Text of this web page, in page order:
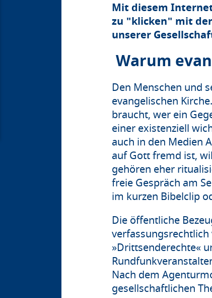
Mit diesem
zu "klicken" mit
unserer
Warum
Den Menschen und
evangelischen
braucht, wer ein
einer existenziell
auch in den Medien
auf Gott fremd ist,
gehören eher
freie Gespräch am
im kurzen Bibelclip
Die öffentliche
»Drittsenderechte«
Nach dem
gesellschaftlichen